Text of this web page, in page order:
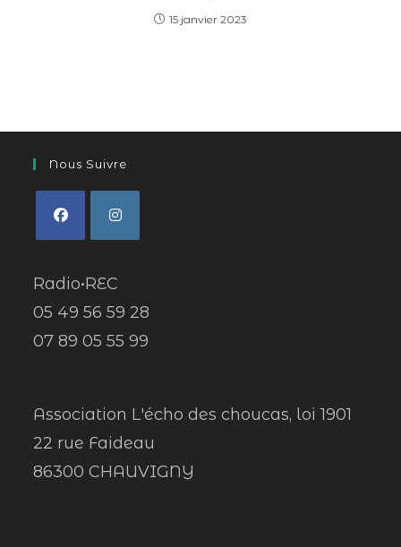
15 janvier 2023
Nous Suivre
Radio•REC
05 49 56 59 28
07 89 05 55 99
Association L'écho des choucas, loi 1901
22 rue Faideau
86300 CHAUVIGNY